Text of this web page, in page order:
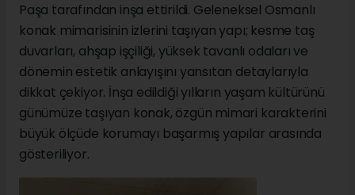
Paşa tarafından inşa ettirildi. Geleneksel Osmanlı
konak mimarisinin izlerini taşıyan yapı; kesme taş
duvarları, ahşap işçiliği, yüksek tavanlı odaları ve
dönemin estetik anlayışını yansıtan detaylarıyla
dikkat çekiyor. İnşa edildiği yılların yaşam kültürünü
günümüze taşıyan konak, özgün mimari karakterini
büyük ölçüde korumayı başarmış yapılar arasında
gösteriliyor.